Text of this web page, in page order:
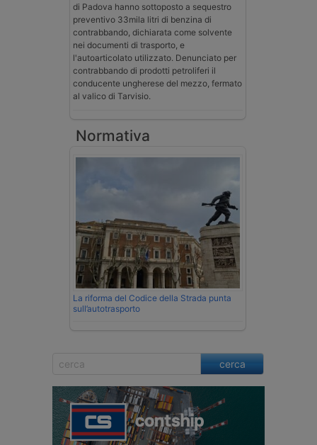
di Padova hanno sottoposto a sequestro
preventivo 33mila litri di benzina di
contrabbando, dichiarata come solvente
nei documenti di trasporto, e
l'autoarticolato utilizzato. Denunciato per
contrabbando di prodotti petroliferi il
conducente ungherese del mezzo, fermato
al valico di Tarvisio.
Normativa
La riforma del Codice della Strada punta
sull’autotrasporto
cerca